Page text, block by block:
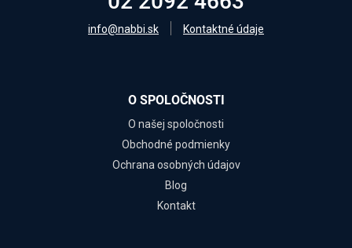
info@nabbi.sk Kontaktné údaje
O SPOLOČNOSTI
O našej spoločnosti
Obchodné podmienky
Ochrana osobných údajov
Blog
Kontakt